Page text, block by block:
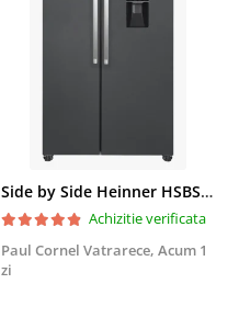
Side by Side Heinner HSBS-HM439NFINVDGWDE++, Total No Frost, Compresor Inverter, Dozator Apa, Display Touch LED, 439 L, Clasa E, Gri Antracit Texturat
Achizitie verificata
Paul Cornel Vatrarece, Acum 1
zi